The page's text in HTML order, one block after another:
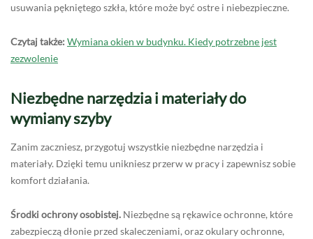
usuwania pękniętego szkła, które może być ostre i niebezpieczne.
Czytaj także: Wymiana okien w budynku. Kiedy potrzebne jest
zezwolenie
Niezbędne narzędzia i materiały do
wymiany szyby
Zanim zaczniesz, przygotuj wszystkie niezbędne narzędzia i
materiały. Dzięki temu unikniesz przerw w pracy i zapewnisz sobie
komfort działania.
Środki ochrony osobistej. Niezbędne są rękawice ochronne, które
zabezpieczą dłonie przed skaleczeniami, oraz okulary ochronne,